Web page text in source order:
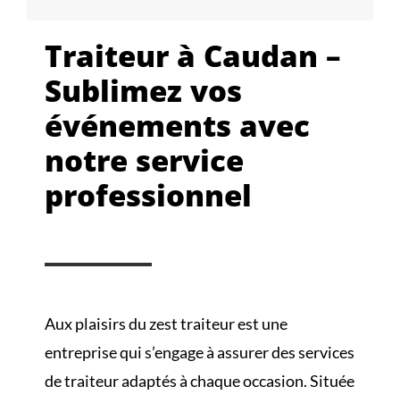
Traiteur à Caudan –
Sublimez vos
événements avec
notre service
professionnel
Aux plaisirs du zest traiteur est une
entreprise qui s’engage à assurer des services
de traiteur adaptés à chaque occasion. Située